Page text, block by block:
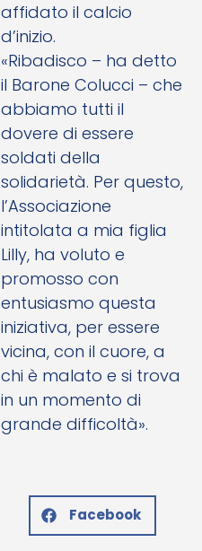
affidato il calcio
d’inizio.
«Ribadisco – ha detto
il Barone Colucci – che
abbiamo tutti il
dovere di essere
soldati della
solidarietà. Per questo,
l’Associazione
intitolata a mia figlia
Lilly, ha voluto e
promosso con
entusiasmo questa
iniziativa, per essere
vicina, con il cuore, a
chi è malato e si trova
in un momento di
grande difficoltà».
Facebook